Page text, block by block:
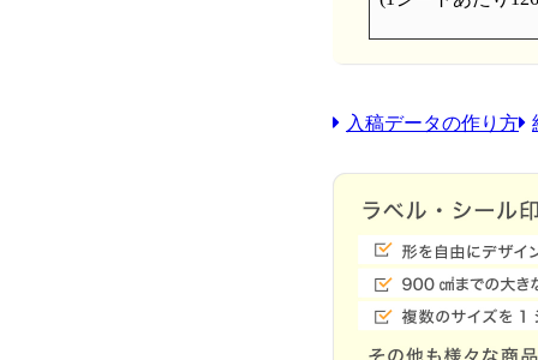
入稿データの作り方